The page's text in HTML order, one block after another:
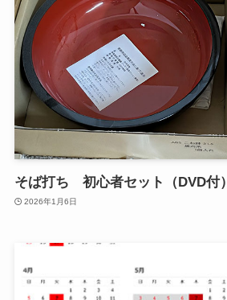
そば打ち 初心者セット（DVD付）
2026年1月6日